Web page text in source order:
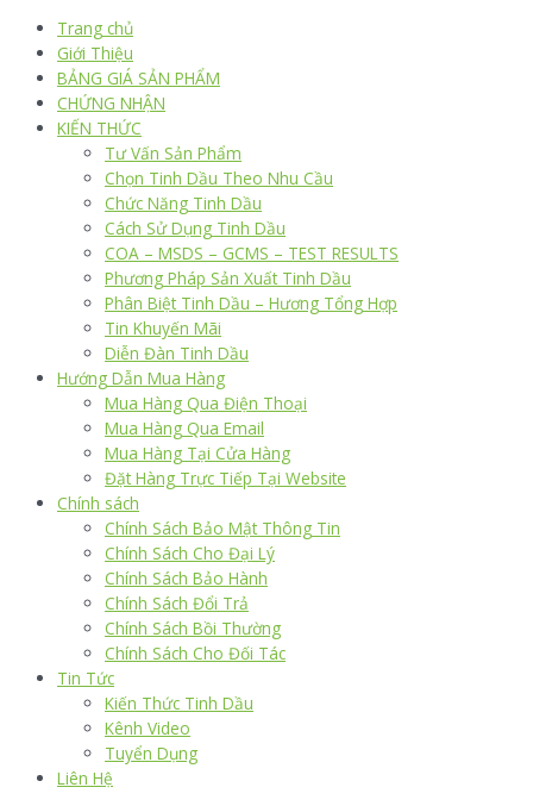
Trang chủ
Giới Thiệu
BẢNG GIÁ SẢN PHẨM
CHỨNG NHẬN
KIẾN THỨC
Tư Vấn Sản Phẩm
Chọn Tinh Dầu Theo Nhu Cầu
Chức Năng Tinh Dầu
Cách Sử Dụng Tinh Dầu
COA – MSDS – GCMS – TEST RESULTS
Phương Pháp Sản Xuất Tinh Dầu
Phân Biệt Tinh Dầu – Hương Tổng Hợp
Tin Khuyến Mãi
Diễn Đàn Tinh Dầu
Hướng Dẫn Mua Hàng
Mua Hàng Qua Điện Thoại
Mua Hàng Qua Email
Mua Hàng Tại Cửa Hàng
Đặt Hàng Trực Tiếp Tại Website
Chính sách
Chính Sách Bảo Mật Thông Tin
Chính Sách Cho Đại Lý
Chính Sách Bảo Hành
Chính Sách Đổi Trả
Chính Sách Bồi Thường
Chính Sách Cho Đối Tác
Tin Tức
Kiến Thức Tinh Dầu
Kênh Video
Tuyển Dụng
Liên Hệ